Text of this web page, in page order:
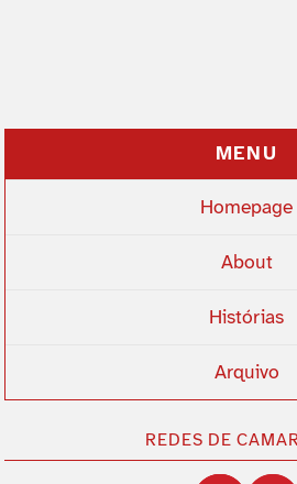
MENU
Homepage
About
Histórias
Arquivo
REDES DE